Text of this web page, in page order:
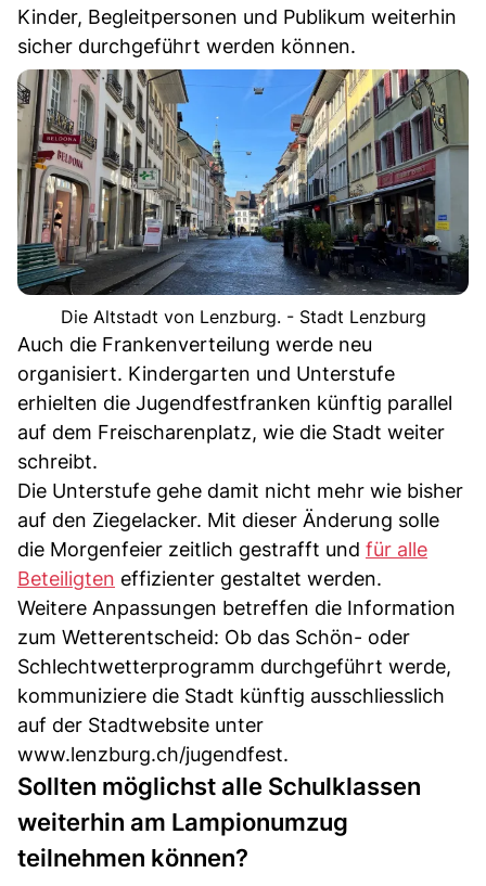
Kinder, Begleitpersonen und Publikum weiterhin
sicher durchgeführt werden können.
Die Altstadt von Lenzburg. - Stadt Lenzburg
Auch die Frankenverteilung werde neu
organisiert. Kindergarten und Unterstufe
erhielten die Jugendfestfranken künftig parallel
auf dem Freischarenplatz, wie die Stadt weiter
schreibt.
Die Unterstufe gehe damit nicht mehr wie bisher
auf den Ziegelacker. Mit dieser Änderung solle
die Morgenfeier zeitlich gestrafft und für alle
Beteiligten effizienter gestaltet werden.
Weitere Anpassungen betreffen die Information
zum Wetterentscheid: Ob das Schön- oder
Schlechtwetterprogramm durchgeführt werde,
kommuniziere die Stadt künftig ausschliesslich
auf der Stadtwebsite unter
www.lenzburg.ch/jugendfest.
Sollten möglichst alle Schulklassen
weiterhin am Lampionumzug
teilnehmen können?